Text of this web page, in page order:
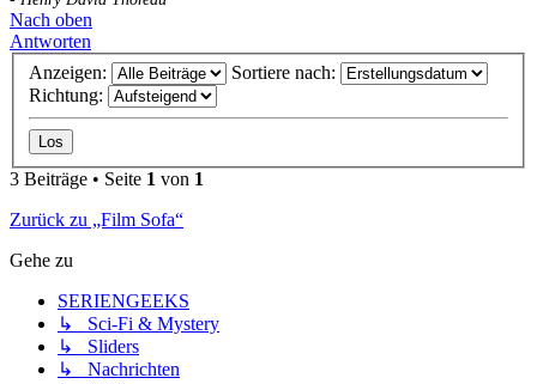
Nach oben
Antworten
Anzeigen:
Sortiere nach:
Richtung:
3 Beiträge • Seite 1 von 1
Zurück zu „Film Sofa“
Gehe zu
SERIENGEEKS
↳ Sci-Fi & Mystery
↳ Sliders
↳ Nachrichten